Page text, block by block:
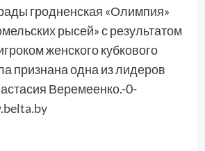
гродненская «Олимпия»
рысей» с результатом
женского кубкового
признана одна из лидеров
Веремеенко.-0-